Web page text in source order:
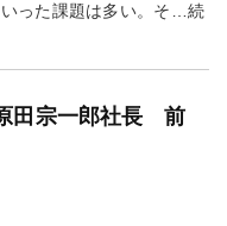
った課題は多い。そ…続
田宗一郎社長 前